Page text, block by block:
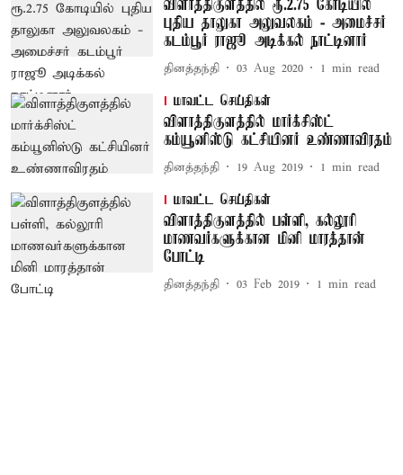
விளாத்திகுளத்தில் ரூ.2.75 கோடியில்
புதிய தாலுகா அலுவலகம் - அமைச்சர்
கடம்பூர் ராஜூ அடிக்கல் நாட்டினார்
தினத்தந்தி 03 Aug 2020 1 min read
மாவட்ட செய்திகள்
விளாத்திகுளத்தில் மார்க்சிஸ்ட்
கம்யூனிஸ்டு கட்சியினர் உண்ணாவிரதம்
தினத்தந்தி 19 Aug 2019 1 min read
மாவட்ட செய்திகள்
விளாத்திகுளத்தில் பள்ளி, கல்லூரி
மாணவர்களுக்கான மினி மாரத்தான்
போட்டி
தினத்தந்தி 03 Feb 2019 1 min read